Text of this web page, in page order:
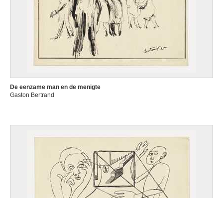
De eenzame man en de menigte
Gaston Bertrand